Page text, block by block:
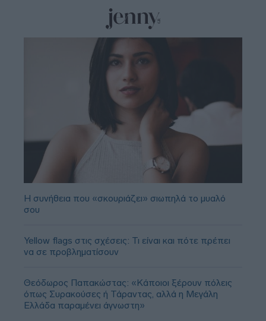
Η συνήθεια που «σκουριάζει» σιωπηλά το μυαλό
σου
Yellow flags στις σχέσεις: Τι είναι και πότε πρέπει
να σε προβληματίσουν
Θεόδωρος Παπακώστας: «Κάποιοι ξέρουν πόλεις
όπως Συρακούσες ή Τάραντας, αλλά η Μεγάλη
Ελλάδα παραμένει άγνωστη»